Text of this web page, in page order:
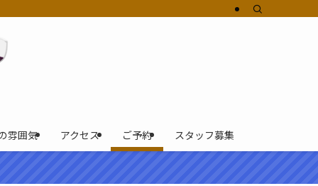
雰囲気 アクセス ご予約 スタッフ募集